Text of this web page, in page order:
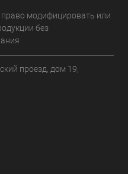
модифицировать или
без
проезд, дом 19,